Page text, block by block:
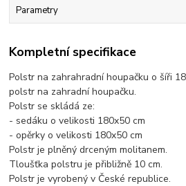
Parametry
Kompletní specifikace
Polstr na zahrahradní houpačku o šíři
polstr na zahradní houpačku.
Polstr se skládá ze:
- sedáku o velikosti 180x50 cm
- opěrky o velikosti 180x50 cm
Polstr je plněný drceným molitanem.
Tloušťka polstru je přibližně 10 cm.
Polstr je vyrobený v České republice.